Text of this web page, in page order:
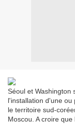
Séoul et Washington
l'installation d'une ou
le territoire sud-
Moscou. A croire